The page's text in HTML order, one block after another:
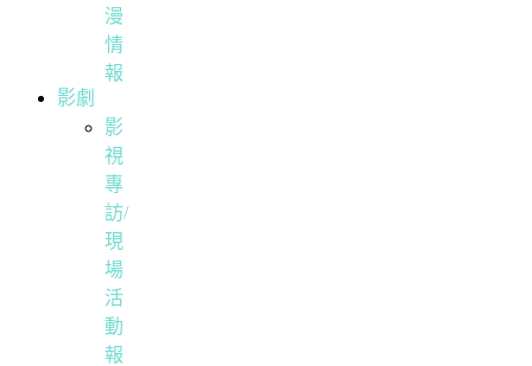
漫
情
報
影劇
影
視
專
訪/
現
場
活
動
報